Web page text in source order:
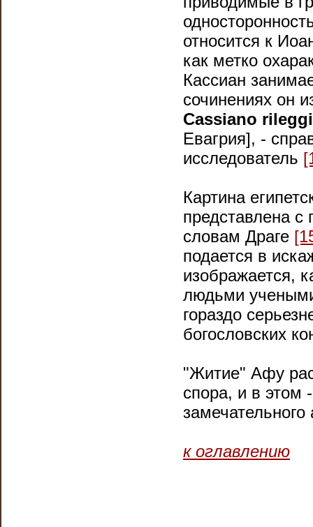
относится к
как метко
Кассиан
сочинениях он
Cassiano
Евагрия], -
исследователь
Картина
представлена с
словам Драге
подается в
изображается,
людьми
гораздо
богословских
"Житие" Афу
спора, и в этом
замечательного
к оглавлению